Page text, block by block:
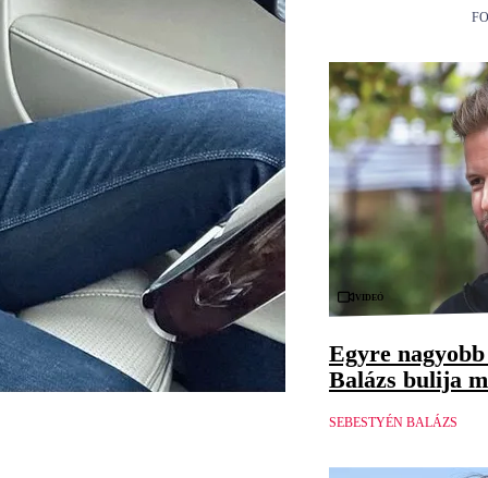
Videó
Egyre
Balázs bulija
SEBESTYÉN BALÁZS